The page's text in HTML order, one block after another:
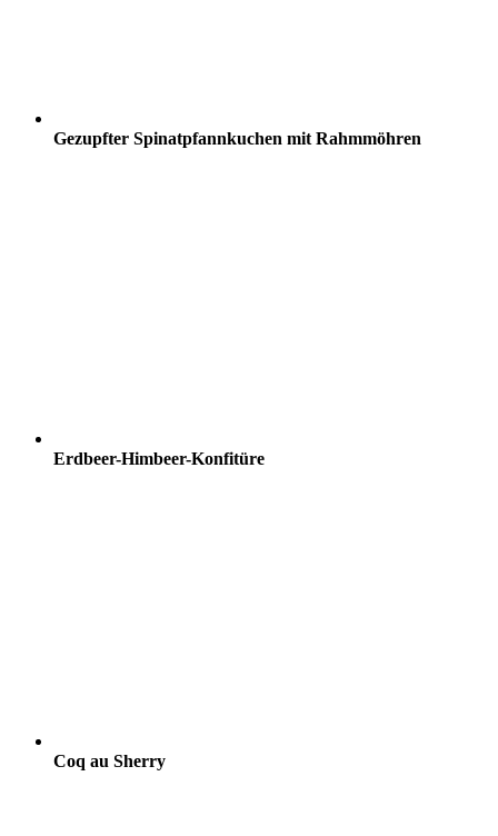
Gezupfter Spinatpfannkuchen mit Rahmmöhren
Erdbeer-Himbeer-Konfitüre
Coq au Sherry